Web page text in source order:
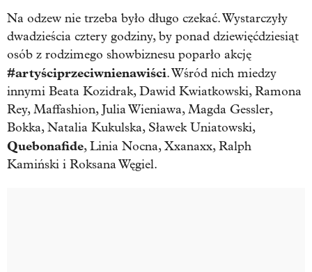
Na odzew nie trzeba było długo czekać. Wystarczyły
dwadzieścia cztery godziny, by ponad dziewięćdziesiąt
osób z rodzimego showbiznesu poparło akcję
#artyściprzeciwnienawiści. Wśród nich miedzy
innymi Beata Kozidrak, Dawid Kwiatkowski, Ramona
Rey, Maffashion, Julia Wieniawa, Magda Gessler,
Bokka, Natalia Kukulska, Sławek Uniatowski,
Quebonafide, Linia Nocna, Xxanaxx, Ralph
Kamiński i Roksana Węgiel.